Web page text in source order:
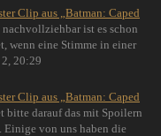
Clip aus „Batman: Caped
nachvollziehbar ist es schon
wenn eine Stimme in einer
20:29
Clip aus „Batman: Caped
bitte darauf das mit Spoilern
von uns haben die